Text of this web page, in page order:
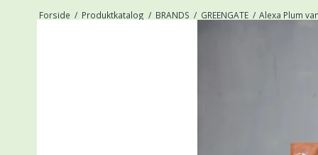
Forside / Produktkatalog / BRANDS / GREENGATE / Alexa Plum